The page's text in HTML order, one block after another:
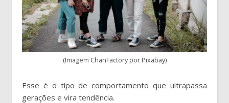
(Imagem ChanFactory por Pixabay)
Esse é o tipo de comportamento que ultrapassa
gerações e vira tendência.